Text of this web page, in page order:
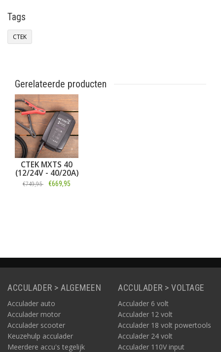
Tags
CTEK
Gerelateerde producten
CTEK MXTS 40
(12/24V - 40/20A)
€749,95 €669,95
ACCULADER > ALGEMEEN
Acculader auto
Acculader motor
Acculader scooter
Keuzehulp acculader
Meerdere accu's tegelijk
ACCULADER > VOLTAGE
Acculader 6 volt
Acculader 12 volt
Acculader 18 volt powertools
Acculader 24 volt
Acculader 110V input